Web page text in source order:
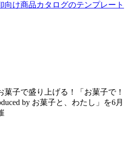
向け商品カタログのテンプレート
菓子で盛り上げる！「お菓子で！
by お菓子と、わたし」を6月